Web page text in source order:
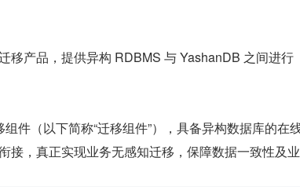
移产品，提供异构 RDBMS 与 YashanDB 之间进行
件（以下简称“迁移组件”），具备异构数据库的在
接，真正实现业务无感知迁移，保障数据一致性及业